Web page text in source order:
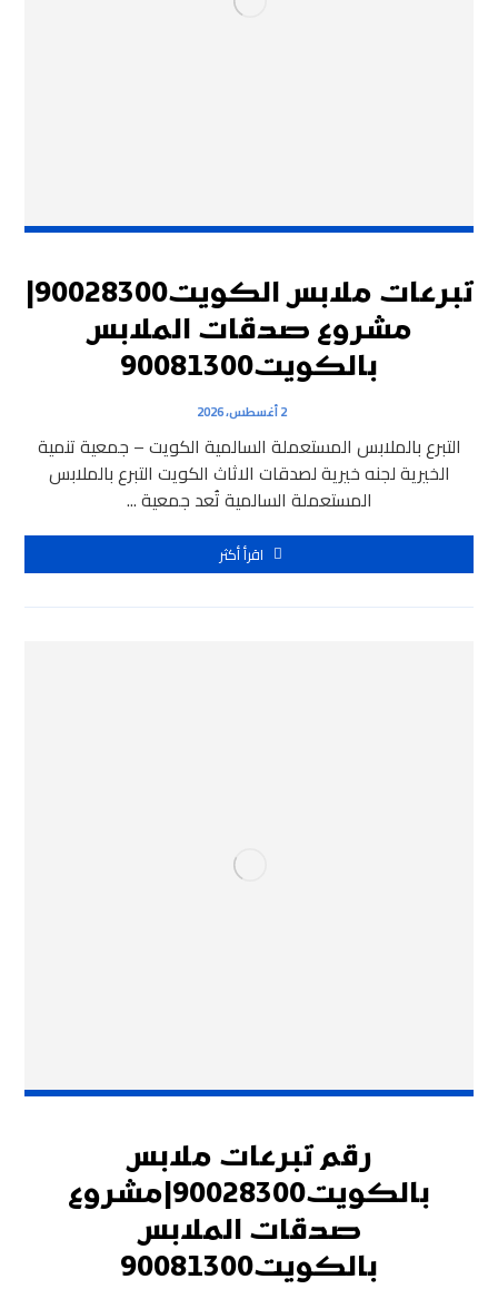
مشروع صدقات الملابس
بالكويت90081300
2 أغسطس، 2026
التبرع بالملابس المستعملة السالمية الكويت – جمعية تنمية
الخيرية لجنه خيرية لصدقات الاثاث الكويت التبرع بالملابس
المستعملة السالمية تُعد جمعية ...
اقرأ أكثر
رقم تبرعات ملابس
بالكويت90028300|مشروع
صدقات الملابس
بالكويت90081300